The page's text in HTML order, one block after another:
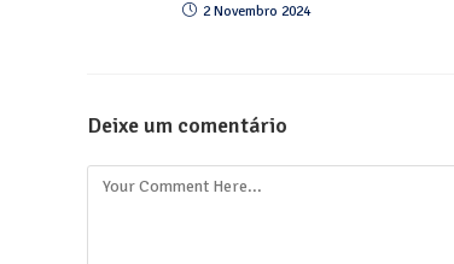
2 Novembro 2024
Deixe um comentário